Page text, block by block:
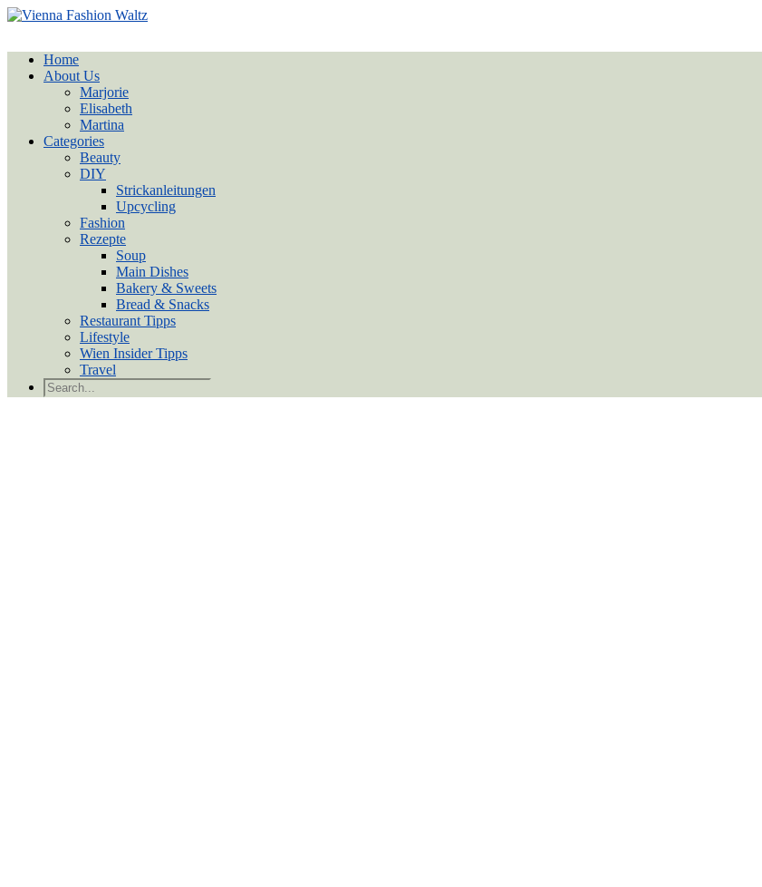
Home
About Us
Marjorie
Elisabeth
Martina
Categories
Beauty
DIY
Strickanleitungen
Upcycling
Fashion
Rezepte
Soup
Main Dishes
Bakery & Sweets
Bread & Snacks
Restaurant Tipps
Lifestyle
Wien Insider Tipps
Travel